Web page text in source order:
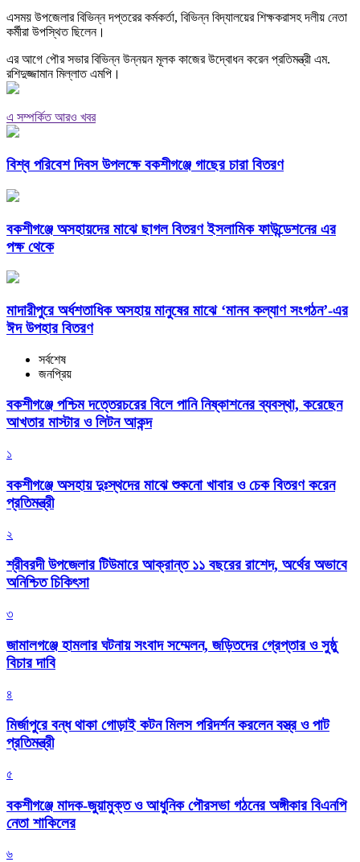
এসময় উপজেলার বিভিন্ন দপ্তরের কর্মকর্তা, বিভিন্ন বিদ্যালয়ের শিক্ষকরাসহ দলীয় নেতা
কর্মীরা উপস্থিত ছিলেন।
এর আগে পৌর সভার বিভিন্ন উন্নয়ন মূলক কাজের উদ্বোধন করেন প্রতিমন্ত্রী এম.
রশিদুজ্জামান মিল্লাত এমপি।
এ সম্পর্কিত আরও খবর
বিশ্ব পরিবেশ দিবস উপলক্ষে বকশীগঞ্জে গাছের চারা বিতরণ
বকশীগঞ্জে অসহায়দের মাঝে ছাগল বিতরণ ইসলামিক ফাউন্ডেশনের এর
পক্ষ থেকে
মাদারীপুরে অর্ধশতাধিক অসহায় মানুষের মাঝে ‘মানব কল্যাণ সংগঠন’-এর
ঈদ উপহার বিতরণ
সর্বশেষ
জনপ্রিয়
বকশীগঞ্জে পশ্চিম দত্তেরচরের বিলে পানি নিষ্কাশনের ব্যবস্থা, করেছেন
আখতার মাস্টার ও লিটন আকন্দ
১
বকশীগঞ্জে অসহায় দুঃস্থদের মাঝে শুকনো খাবার ও চেক বিতরণ করেন
প্রতিমন্ত্রী
২
শ্রীবরদী উপজেলার টিউমারে আক্রান্ত ১১ বছরের রাশেদ, অর্থের অভাবে
অনিশ্চিত চিকিৎসা
৩
জামালগঞ্জে হামলার ঘটনায় সংবাদ সম্মেলন, জড়িতদের গ্রেপ্তার ও সুষ্ঠু
বিচার দাবি
৪
মির্জাপুরে বন্ধ থাকা গোড়াই কটন মিলস পরিদর্শন করলেন বস্ত্র ও পাট
প্রতিমন্ত্রী
৫
বকশীগঞ্জে মাদক-জুয়ামুক্ত ও আধুনিক পৌরসভা গঠনের অঙ্গীকার বিএনপি
নেতা শাকিলের
৬